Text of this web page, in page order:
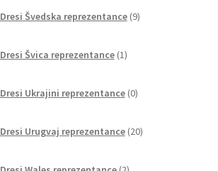
Dresi Švedska reprezentance 9izdelkov
Dresi Švica reprezentance 1izdelek
Dresi Ukrajini reprezentance 0izdelkov
Dresi Urugvaj reprezentance 20izdelkov